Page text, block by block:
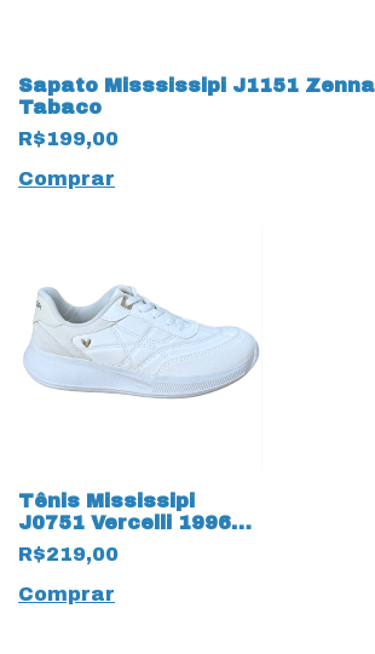
Sapato Misssissipi J1151
Tabaco
R$199,00
Comprar
Tênis Mississipi
J0751 Vercelli 19963
New White
R$219,00
Comprar